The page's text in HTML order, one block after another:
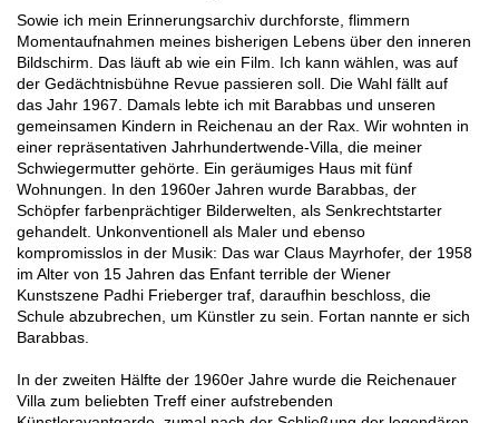
Sowie ich mein Erinnerungsarchiv durchforste, flimmern
Momentaufnahmen meines bisherigen Lebens über den inneren
Bildschirm. Das läuft ab wie ein Film. Ich kann wählen, was auf
der Gedächtnisbühne Revue passieren soll. Die Wahl fällt auf
das Jahr 1967. Damals lebte ich mit Barabbas und unseren
gemeinsamen Kindern in Reichenau an der Rax. Wir wohnten in
einer repräsentativen Jahrhundertwende-Villa, die meiner
Schwiegermutter gehörte. Ein geräumiges Haus mit fünf
Wohnungen. In den 1960er Jahren wurde Barabbas, der
Schöpfer farbenprächtiger Bilderwelten, als Senkrechtstarter
gehandelt. Unkonventionell als Maler und ebenso
kompromisslos in der Musik: Das war Claus Mayrhofer, der 1958
im Alter von 15 Jahren das Enfant terrible der Wiener
Kunstszene Padhi Frieberger traf, daraufhin beschloss, die
Schule abzubrechen, um Künstler zu sein. Fortan nannte er sich
Barabbas.
In der zweiten Hälfte der 1960er Jahre wurde die Reichenauer
Villa zum beliebten Treff einer aufstrebenden